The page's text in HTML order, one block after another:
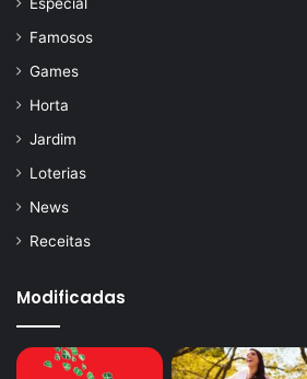
Especial
Famosos
Games
Horta
Jardim
Loterias
News
Receitas
Modificadas